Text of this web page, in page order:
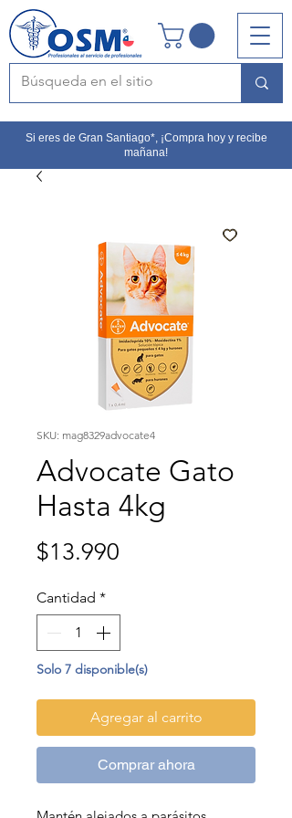
Si eres de Gran Santiago*, ¡Compra hoy y recibe
mañana!
SKU: mag8329advocate4
Advocate Gato
Hasta 4kg
$13.990
Cantidad *
Solo 7 disponible(s)
Agregar al carrito
Comprar ahora